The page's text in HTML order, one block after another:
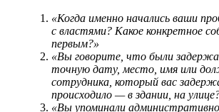
«Когда именно начались ваши
с властями? Какое конкретное
первым?»
«Вы говорите, что были
точную дату, место, имя или
сотрудника, который вас
происходило — в здании, на
«Вы упоминали